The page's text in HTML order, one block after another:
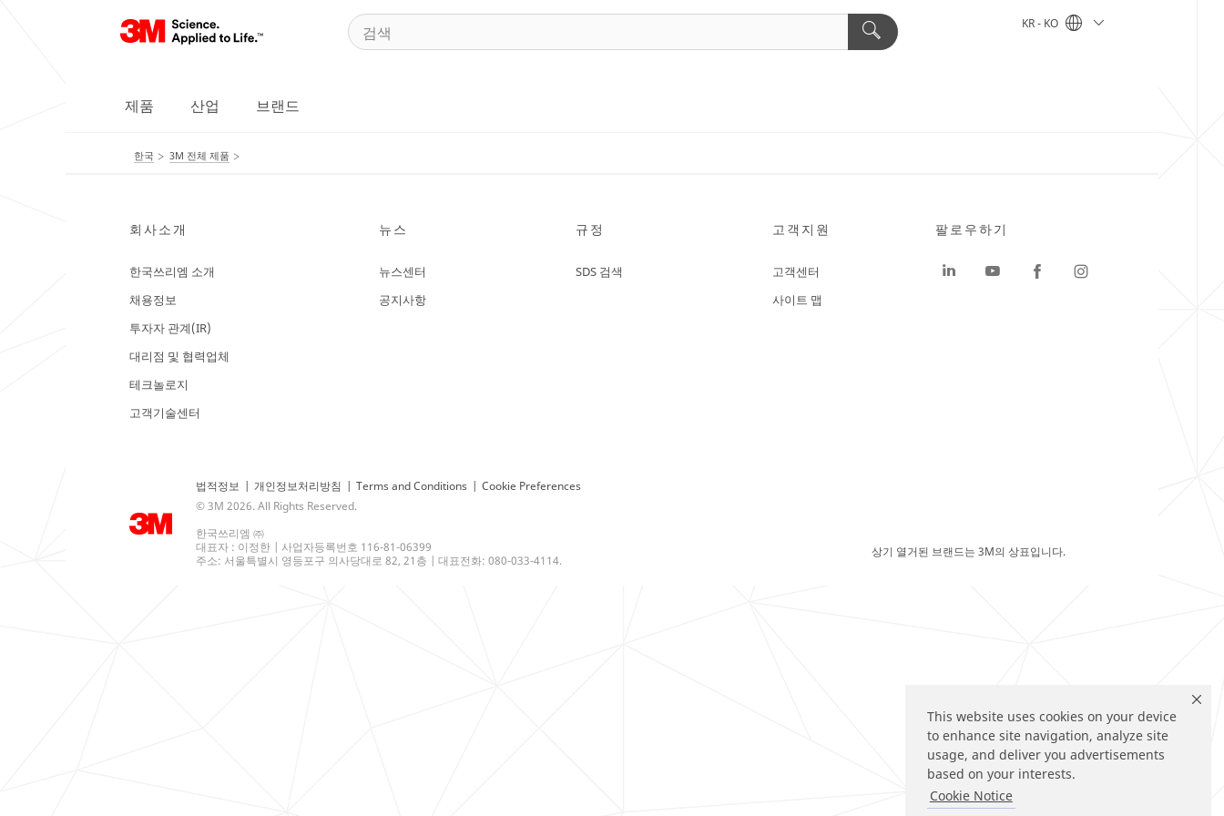
This website uses cookies on your device
to enhance site navigation, analyze site
usage, and deliver you advertisements
based on your interests.
Cookie Notice
KR - KO
제품 산업 브랜드
한국 3M 전체 제품
회사소개
한국쓰리엠 소개
채용정보
투자자 관계(IR)
대리점 및 협력업체
테크놀로지
고객기술센터
뉴스
뉴스센터
공지사항
규정
SDS 검색
고객지원
고객센터
사이트 맵
법적정보 | 개인정보처리방침 | Terms and Conditions | Cookie Preferences
© 3M 2026. All Rights Reserved.
한국쓰리엠 ㈜
대표자 : 이정한 | 사업자등록번호 116-81-06399
주소: 서울특별시 영등포구 의사당대로 82, 21층 | 대표전화: 080-033-4114.
팔로우하기
상기 열거된 브랜드는 3M의 상표입니다.